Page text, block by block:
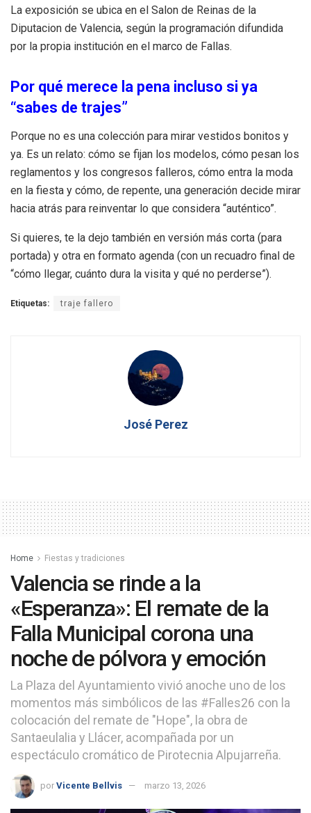
La exposición se ubica en el Salon de Reinas de la
Diputacion de Valencia, según la programación difundida
por la propia institución en el marco de Fallas.
Por qué merece la pena incluso si ya
“sabes de trajes”
Porque no es una colección para mirar vestidos bonitos y
ya. Es un relato: cómo se fijan los modelos, cómo pesan los
reglamentos y los congresos falleros, cómo entra la moda
en la fiesta y cómo, de repente, una generación decide mirar
hacia atrás para reinventar lo que considera “auténtico”.
Si quieres, te la dejo también en versión más corta (para
portada) y otra en formato agenda (con un recuadro final de
“cómo llegar, cuánto dura la visita y qué no perderse”).
Etiquetas: traje fallero
José Perez
Home Fiestas y tradiciones
Valencia se rinde a la
«Esperanza»: El remate de la
Falla Municipal corona una
noche de pólvora y emoción
La Plaza del Ayuntamiento vivió anoche uno de los
momentos más simbólicos de las #Falles26 con la
colocación del remate de "Hope", la obra de
Santaeulalia y Llácer, acompañada por un
espectáculo cromático de Pirotecnia Alpujarreña.
por Vicente Bellvis marzo 13, 2026